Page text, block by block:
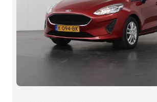
BTW (aftrekbaar) / Marge (BTW niet
Merk & Model
close